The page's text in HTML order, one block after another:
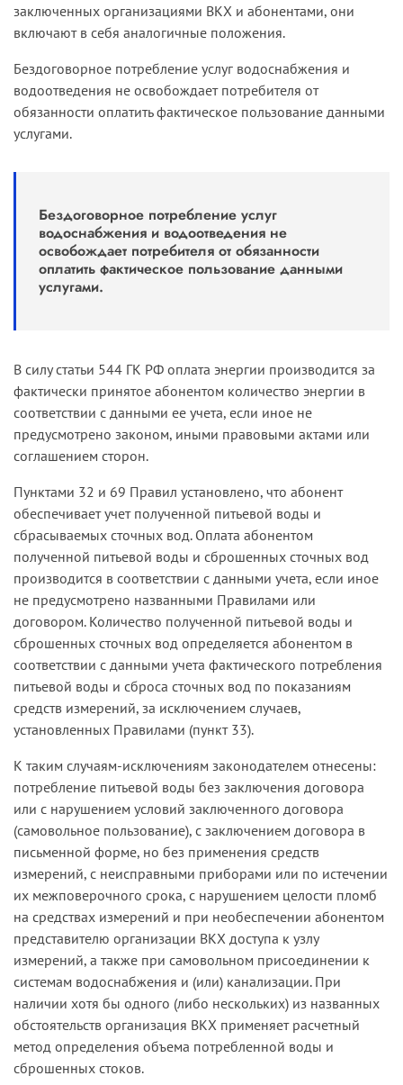
заключенных организациями ВКХ и абонентами, они
включают в себя аналогичные положения.
Бездоговорное потребление услуг водоснабжения и
водоотведения не освобождает потребителя от
обязанности оплатить фактическое пользование данными
услугами.
Бездоговорное потребление услуг
водоснабжения и водоотведения не
освобождает потребителя от обязанности
оплатить фактическое пользование данными
услугами.
В силу статьи 544 ГК РФ оплата энергии производится за
фактически принятое абонентом количество энергии в
соответствии с данными ее учета, если иное не
предусмотрено законом, иными правовыми актами или
соглашением сторон.
Пунктами 32 и 69 Правил установлено, что абонент
обеспечивает учет полученной питьевой воды и
сбрасываемых сточных вод. Оплата абонентом
полученной питьевой воды и сброшенных сточных вод
производится в соответствии с данными учета, если иное
не предусмотрено названными Правилами или
договором. Количество полученной питьевой воды и
сброшенных сточных вод определяется абонентом в
соответствии с данными учета фактического потребления
питьевой воды и сброса сточных вод по показаниям
средств измерений, за исключением случаев,
установленных Правилами (пункт 33).
К таким случаям-исключениям законодателем отнесены:
потребление питьевой воды без заключения договора
или с нарушением условий заключенного договора
(самовольное пользование), с заключением договора в
письменной форме, но без применения средств
измерений, с неисправными приборами или по истечении
их межповерочного срока, с нарушением целости пломб
на средствах измерений и при необеспечении абонентом
представителю организации ВКХ доступа к узлу
измерений, а также при самовольном присоединении к
системам водоснабжения и (или) канализации. При
наличии хотя бы одного (либо нескольких) из названных
обстоятельств организация ВКХ применяет расчетный
метод определения объема потребленной воды и
сброшенных стоков.